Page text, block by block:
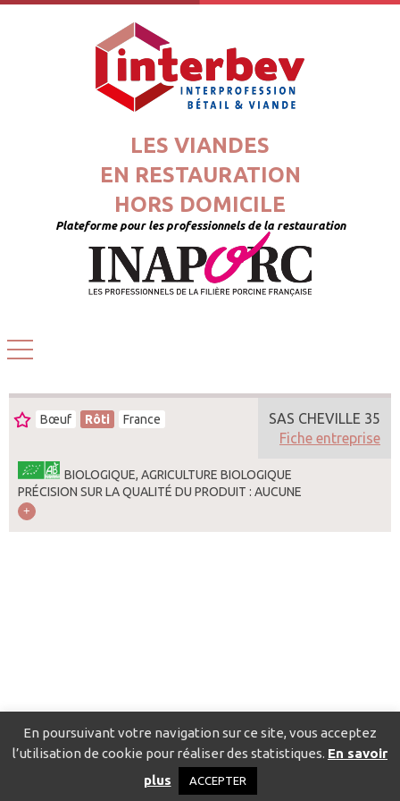
LES VIANDES
EN RESTAURATION
HORS DOMICILE
Plateforme pour les professionnels de la restauration
Bœuf Rôti France
BIOLOGIQUE, AGRICULTURE BIOLOGIQUE
PRÉCISION SUR LA QUALITÉ DU PRODUIT : AUCUNE
SAS CHEVILLE 35
Fiche entreprise
Catalogue pour localiser les fournisseurs
Politique de confidentialité
En poursuivant votre navigation sur ce site, vous acceptez
l’utilisation de cookie pour réaliser des statistiques. En savoir
plus
ACCEPTER